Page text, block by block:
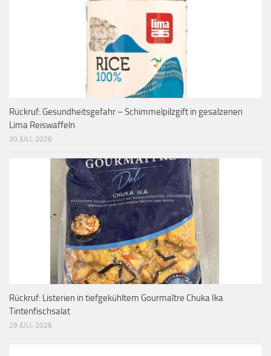
Rückruf: Gesundheitsgefahr – Schimmelpilzgift in gesalzenen
Lima Reiswaffeln
30 JULI, 2026
Rückruf: Listerien in tiefgekühltem Gourmaître Chuka Ika
Tintenfischsalat
29 JULI, 2026